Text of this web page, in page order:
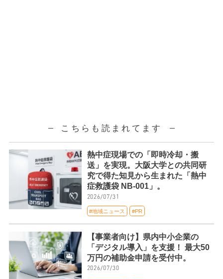
こちらも読まれてます
熱中症現場での「即時冷却・搬
送」を実現。大阪大学との共同研
究で得た知見から生まれた「熱中
症救護袋 NB-001」。
2026/07/31
#地域ニュース #PR
【事業者向け】県内中小企業の
「デジタル導入」を支援！ 最大50
万円の補助金申請を受付中。
2026/07/30